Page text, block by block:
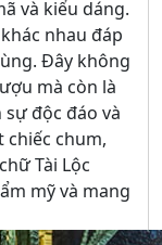
và kiểu dáng.
nhau đáp
Đây không
mà còn là
độc đáo và
chiếc chum,
Tài Lộc
mỹ và mang